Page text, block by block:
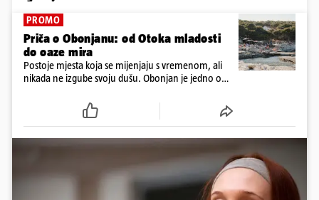
PROMO
Priča o Obonjanu: od Otoka mladosti
do oaze mira
Postoje mjesta koja se mijenjaju s vremenom, ali
nikada ne izgube svoju dušu. Obonjan je jedno od